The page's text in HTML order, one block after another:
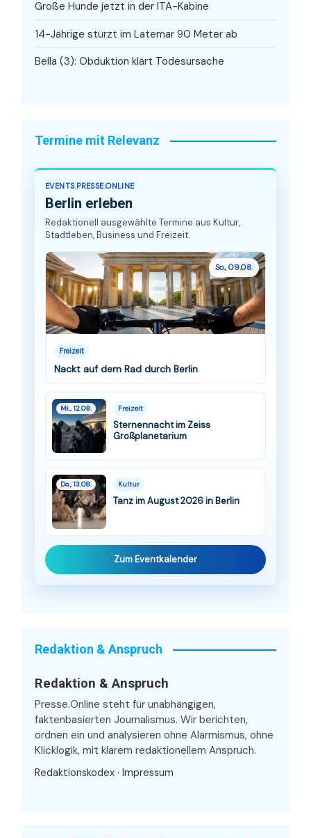
Große Hunde jetzt in der ITA-Kabine
14-Jährige stürzt im Latemar 90 Meter ab
Bella (3): Obduktion klärt Todesursache
Termine mit Relevanz
EVENTS.PRESSE.ONLINE
Berlin erleben
Redaktionell ausgewählte Termine aus Kultur,
Stadtleben, Business und Freizeit.
So., 09.08.
Freizeit
Nackt auf dem Rad durch Berlin
Mi., 12.08. Freizeit
Sternennacht im Zeiss
Großplanetarium
Do., 13.08. Kultur
Tanz im August 2026 in Berlin
Zum Eventkalender
Redaktion & Anspruch
Redaktion & Anspruch
Presse.Online steht für unabhängigen,
faktenbasierten Journalismus. Wir berichten,
ordnen ein und analysieren ohne Alarmismus, ohne
Klicklogik, mit klarem redaktionellem Anspruch.
Redaktionskodex · Impressum